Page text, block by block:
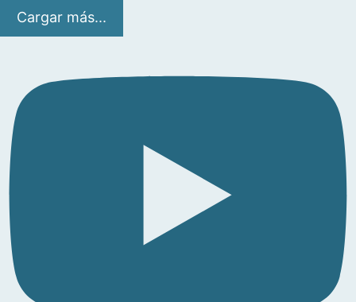
Cargar más...